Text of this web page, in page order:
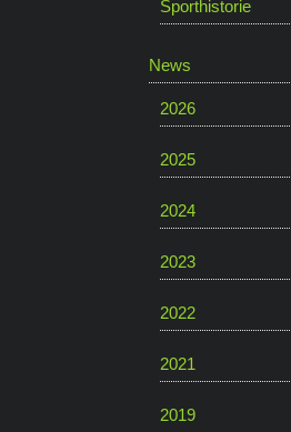
Sporthistorie
News
2026
2025
2024
2023
2022
2021
2019